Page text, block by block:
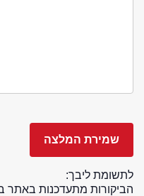
לתשומת ליבך:
הביקורות מתעדכנות באתר בימי חול